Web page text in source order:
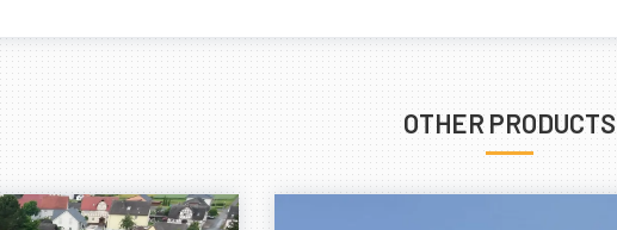
OTHER PRODUCTS